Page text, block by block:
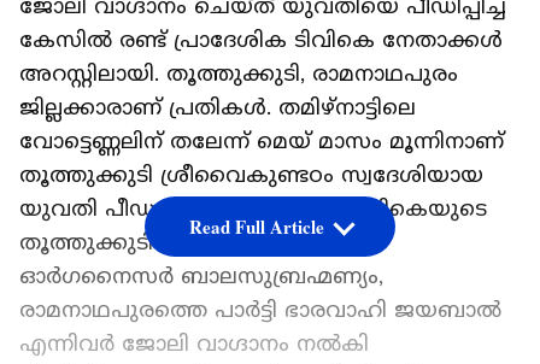
ജോലി വാഗ്ദാനം ചെയ്ത് യുവതിയെ പീഡിപ്പിച്ച
കേസിൽ രണ്ട് പ്രാദേശിക ടിവികെ നേതാക്കൾ
അറസ്റ്റിലായി. തൂത്തുക്കുടി, രാമനാഥപുരം
ജില്ലക്കാരാണ് പ്രതികൾ. തമിഴ്നാട്ടിലെ
വോട്ടെണ്ണലിന് തലേന്ന് മെയ് മാസം മൂന്നിനാണ്
തൂത്തുക്കുടി ശ്രീവൈകുണ്ടഠം സ്വദേശിയായ
യുവതി പീഡനത്തിനിരയായത്. ടിവികെയുടെ
തൂത്തുക്കുടി വെസ്റ്റ് വിംഗ് യൂത്ത്
ഓർഗനൈസർ ബാലസുബ്രഹ്മണ്യം,
രാമനാഥപുരത്തെ പാർട്ടി ഭാരവാഹി ജയബാൽ
എന്നിവർ ജോലി വാഗ്ദാനം നൽകി
Read Full Article